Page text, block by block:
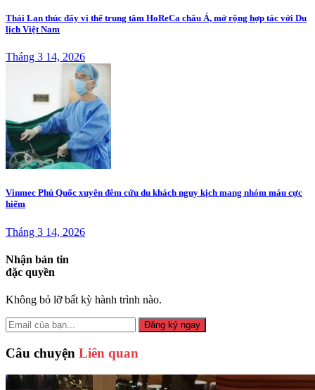
Thái Lan thúc đẩy vị thế trung tâm HoReCa châu Á, mở rộng hợp tác với Du
lịch Việt Nam
Tháng 3 14, 2026
Vinmec Phú Quốc xuyên đêm cứu du khách nguy kịch mang nhóm máu cực
hiếm
Tháng 3 14, 2026
Nhận bản tin
đặc quyền
Không bỏ lỡ bất kỳ hành trình nào.
Đăng ký ngay
Câu chuyện Liên quan